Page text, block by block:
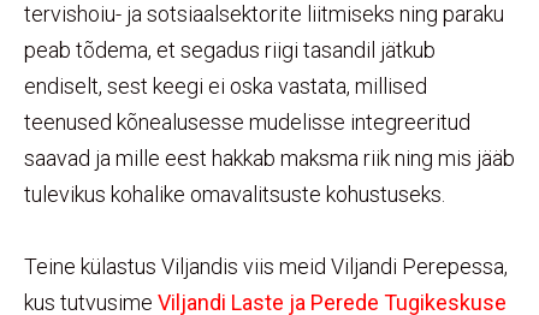
tervishoiu- ja sotsiaalsektorite liitmiseks ning paraku
peab tõdema, et segadus riigi tasandil jätkub
endiselt, sest keegi ei oska vastata, millised
teenused kõnealusesse mudelisse integreeritud
saavad ja mille eest hakkab maksma riik ning mis jääb
tulevikus kohalike omavalitsuste kohustuseks.
Teine külastus Viljandis viis meid Viljandi Perepessa,
kus tutvusime Viljandi Laste ja Perede Tugikeskuse